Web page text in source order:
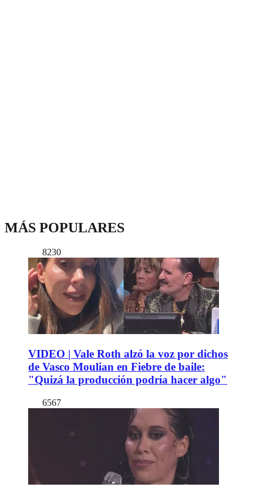
MÁS POPULARES
8230
VIDEO | Vale Roth alzó la voz por dichos
de Vasco Moulian en Fiebre de baile:
"Quizá la producción podría hacer algo"
6567